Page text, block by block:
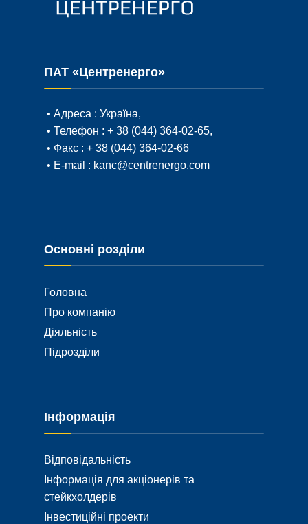
ПАТ «Центренерго»
• Адреса : Україна,
• Телефон : + 38 (044) 364-02-65,
• Факс : + 38 (044) 364-02-66
• E-mail : kanc@centrenergo.com
Основні розділи
Головна
Про компанію
Діяльність
Підрозділи
Інформація
Відповідальність
Інформація для акціонерів та
стейкхолдерів
Інвестиційні проекти